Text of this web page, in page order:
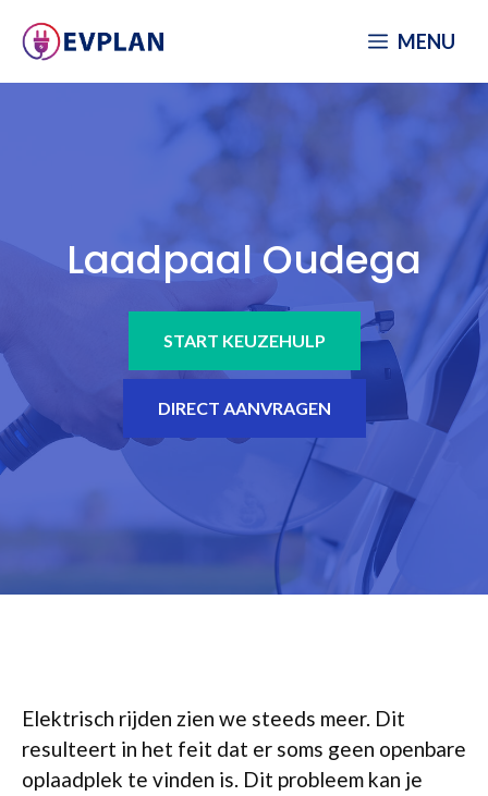
naar
MENU
Laadpaal Oudega
START KEUZEHULP
DIRECT AANVRAGEN
Elektrisch rijden zien we steeds meer. Dit
resulteert in het feit dat er soms geen openbare
oplaadplek te vinden is. Dit probleem kan je